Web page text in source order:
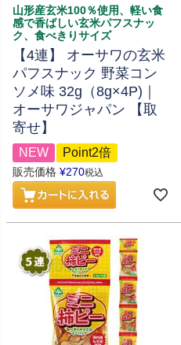
山形産玄米100％使用、軽い食
感で香ばしい玄米パフスナッ
ク、食べきりサイズ
【4連】 オーサワの玄米
パフスナック 野菜コン
ソメ味 32g（8g×4P)｜
オーサワジャパン 【取
寄せ】
NEW Point2倍
販売価格 ¥270税込